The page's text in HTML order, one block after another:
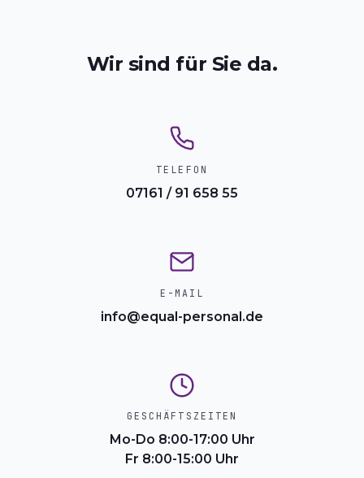
Wir sind für Sie da.
TELEFON
07161 / 91 658 55
E-MAIL
info@equal-personal.de
GESCHÄFTSZEITEN
Mo-Do 8:00-17:00 Uhr
Fr 8:00-15:00 Uhr